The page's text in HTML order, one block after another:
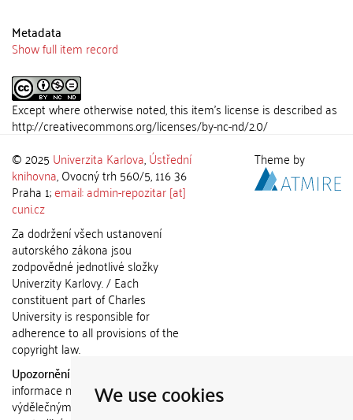
We use cookies
Metadata
Show full item record
Except where otherwise noted, this item's license is described as
http://creativecommons.org/licenses/by-nc-nd/2.0/
© 2025 Univerzita Karlova,Ústřední
knihovna, Ovocný trh 560/5, 116 36
Praha 1;email: admin-repozitar [at]
cuni.cz
Za dodržení všech ustanovení
autorského zákona jsou
zodpovědné jednotlivé složky
Univerzity Karlovy. / Each
constituent part of Charles
University is responsible for
adherence to all provisions of the
copyright law.
Upozornění / Notice:
informace nemohou být použity k
výdělečným účelům nebo vydávány
Theme by